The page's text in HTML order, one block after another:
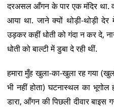
दरअसल आँगन के पार एक मंदिर था.
आया था. जाने क्यों थोड़ी-थोड़ी
उड़कर कहीं धोती को गंदा न कर दे,
धोती को बाल्टी में डुबा दे रही थीं.
हमारा मुँह खुला-का-खुला रह गया
भी नहीं होता) घटनास्थल का
डारा, आँगन की पिछली दीवार